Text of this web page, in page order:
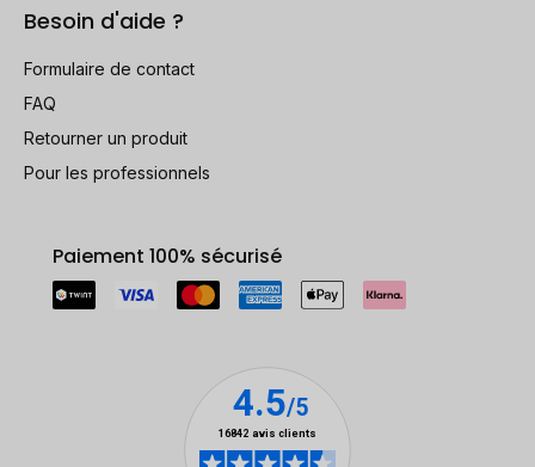
Besoin d'aide ?
Formulaire de contact
FAQ
Retourner un produit
Pour les professionnels
Paiement 100% sécurisé